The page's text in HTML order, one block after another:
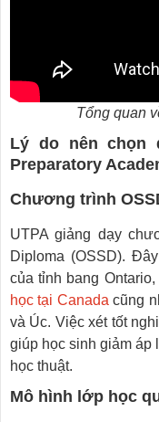
Tổng quan
Lý do nên chọn
Preparatory
Chương trình
UTPA giảng dạy
Diploma (OSSD).
của tỉnh bang
học tại Canada cũng
và Úc. Việc xét tốt
giúp học sinh giảm áp
học thuật.
Mô hình lớp học